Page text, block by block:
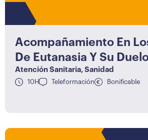
Acompañamiento En
De Eutanasia Y Su
Atención Sanitaria, Sanidad
10H Teleformación Bonificable